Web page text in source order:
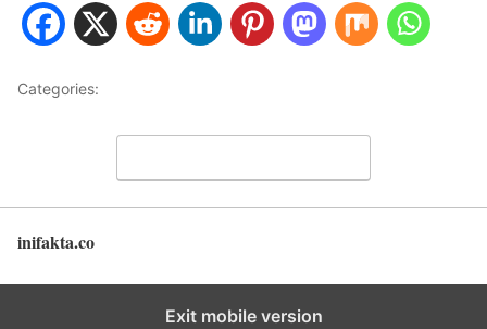
Categories:
inifakta.co
Exit mobile version